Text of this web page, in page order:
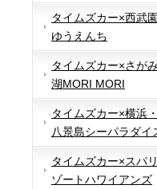
タイムズカー×西武園
ゆうえんち
タイムズカー×さが
湖MORI MORI
タイムズカー×横浜・
八景島シーパラダイ
タイムズカー×スパリ
ゾートハワイアンズ